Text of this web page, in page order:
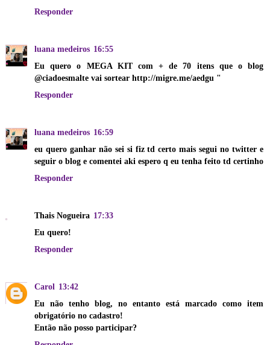
Responder
luana medeiros 16:55
Eu quero o MEGA KIT com + de 70 itens que o blog
@ciadoesmalte vai sortear http://migre.me/aedgu "
Responder
luana medeiros 16:59
eu quero ganhar não sei si fiz td certo mais segui no twitter e
seguir o blog e comentei aki espero q eu tenha feito td certinho
Responder
Thais Nogueira 17:33
Eu quero!
Responder
Carol 13:42
Eu não tenho blog, no entanto está marcado como item
obrigatório no cadastro!
Então não posso participar?